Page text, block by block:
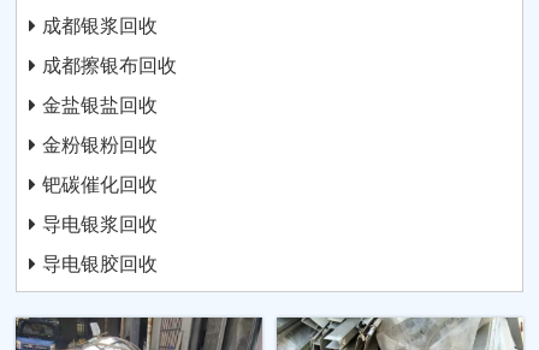
成都银浆回收
成都擦银布回收
金盐银盐回收
金粉银粉回收
钯碳催化回收
导电银浆回收
导电银胶回收